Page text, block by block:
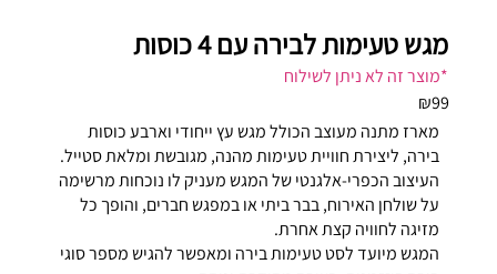
מגש טעימות לבירה עם 4 כוסות
*מוצר זה לא ניתן לשילוח
₪99
מארז מתנה מעוצב הכולל מגש עץ ייחודי וארבע כוסות
בירה, ליצירת חוויית טעימות מהנה, מגובשת ומלאת סטייל.
העיצוב הכפרי-אלגנטי של המגש מעניק לו נוכחות מרשימה
על שולחן האירוח, בבר ביתי או במפגש חברים, והופך כל
מזיגה לחוויה קצת אחרת.
המגש מיועד לסט טעימות בירה ומאפשר להגיש מספר סוגי